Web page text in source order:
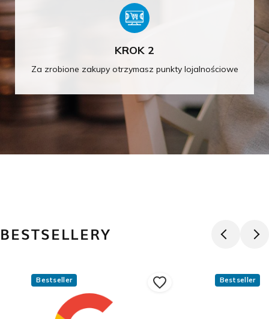
KROK 2
Za zrobione zakupy otrzymasz punkty lojalnościowe
BESTSELLERY
Bestseller Bestseller